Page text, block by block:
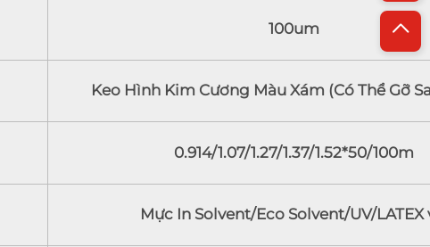
100um
Keo Hình Kim Cương Màu Xám (Có Thể Gỡ
0.914/1.07/1.27/1.37/1.52*50/100m
Mực In Solvent/Eco Solvent/UV/LATEX